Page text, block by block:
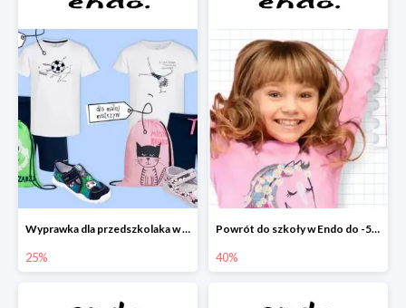
Wyprawka dla przedszkolaka w Endo do -25%
25%
Powrót do szkoły w Endo do -50%
40%